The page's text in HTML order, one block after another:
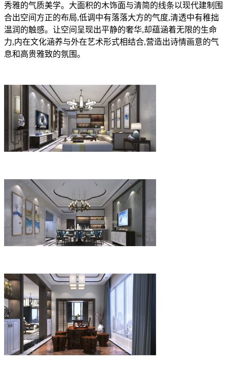
秀雅的气质美学。大面积的木饰面与清简的线条以现代建制围
合出空间方正的布局,低调中有落落大方的气度,清透中有稚拙
温润的触感。让空间呈现出平静的奢华,却蕴涵着无限的生命
力,内在文化涵养与外在艺术形式相结合,营造出诗情画意的气
息和高贵雅致的氛围。